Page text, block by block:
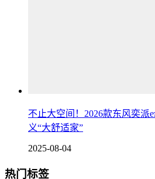
不止大空间！2026款东风奕派
义“大舒适家”
2025-08-04
热门标签